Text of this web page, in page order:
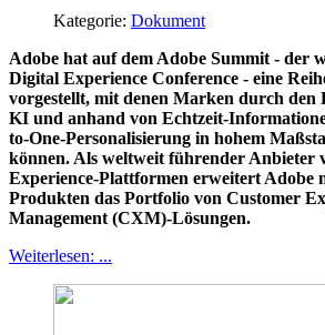
Kategorie: Dokument
Adobe hat auf dem Adobe Summit - der
Digital Experience Conference - eine
vorgestellt, mit denen Marken durch den
KI und anhand von Echtzeit-
to-One-Personalisierung in hohem
können. Als weltweit führender Anbieter
Experience-Plattformen erweitert Adobe
Produkten das Portfolio von Customer
Management (CXM)-Lösungen.
Weiterlesen: ...